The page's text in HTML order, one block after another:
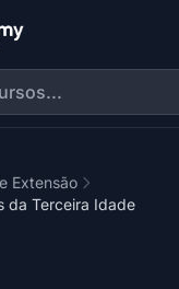
Extensão
da Terceira Idade